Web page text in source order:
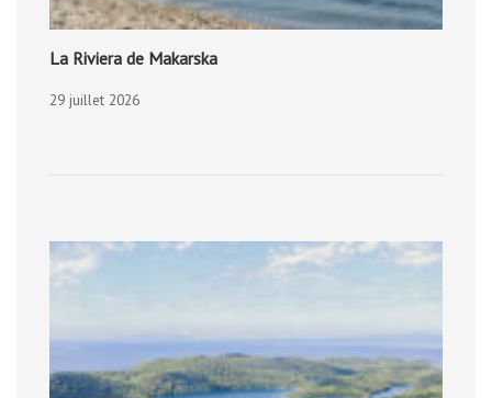
La Riviera de Makarska
29 juillet 2026